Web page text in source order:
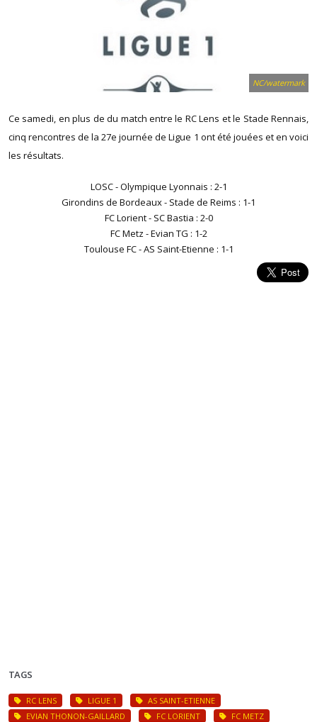
NC/watermark
Ce samedi, en plus de du match entre le RC Lens et le Stade Rennais,
cinq rencontres de la 27e journée de Ligue 1 ont été jouées et en voici
les résultats.
LOSC - Olympique Lyonnais : 2-1
Girondins de Bordeaux - Stade de Reims : 1-1
FC Lorient - SC Bastia : 2-0
FC Metz - Evian TG : 1-2
Toulouse FC - AS Saint-Etienne : 1-1
TAGS
RC LENS LIGUE 1
AS SAINT-ETIENNE
EVIAN THONON-GAILLARD
FC LORIENT
FC METZ